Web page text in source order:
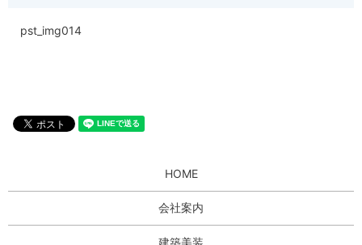
pst_img014
HOME
会社案内
建築美装